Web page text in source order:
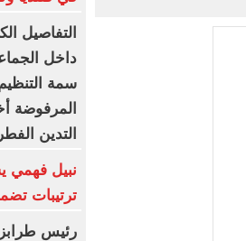
التفاصيل
داخل
سمة
المرفوضة
التدين
نبيل فهمي
ترتيبات
رئيس